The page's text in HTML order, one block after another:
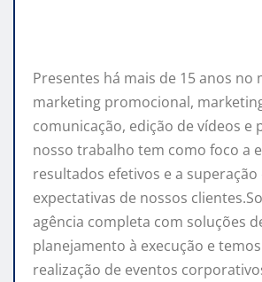
Presentes há mais de 15 anos no
marketing promocional,
comunicação, edição de vídeos e
nosso trabalho tem como foco a
resultados efetivos e a superação
expectativas de nossos
agência completa com soluções
planejamento à execução e
realização de eventos